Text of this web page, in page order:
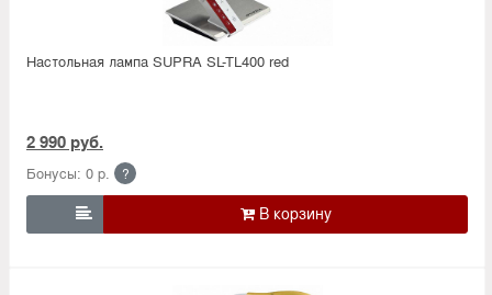
Настольная лампа SUPRA SL-TL400 red
2 990 руб.
Бонусы: 0 р. ?
